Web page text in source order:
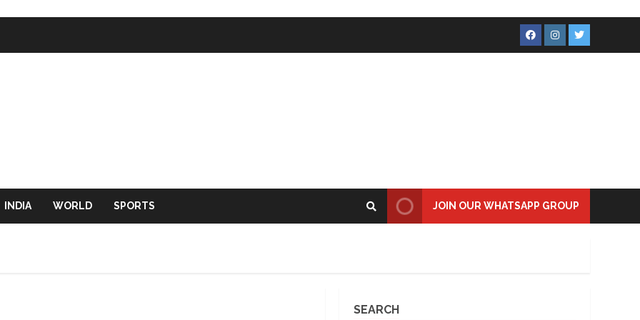
Facebook
Instagram
Twitter
INDIA WORLD SPORTS JOIN OUR WHATSAPP GROUP
SEARCH